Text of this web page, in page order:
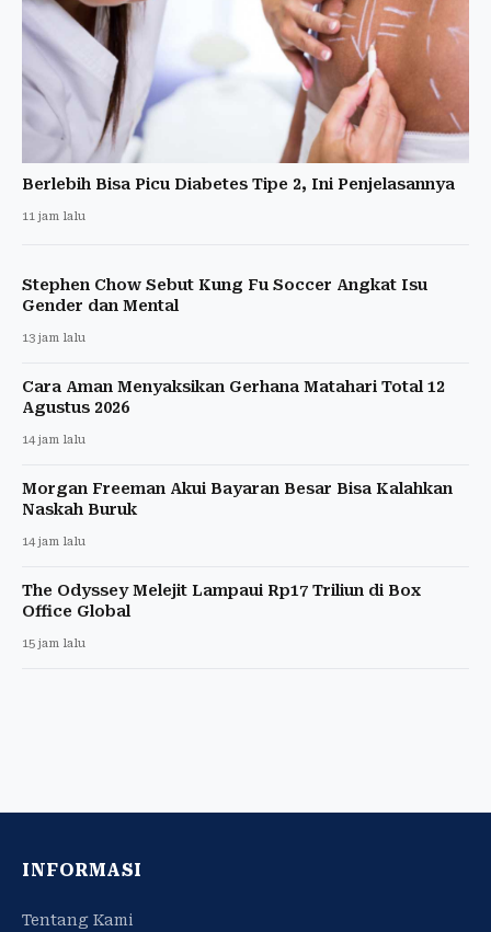
Berlebih Bisa Picu Diabetes Tipe 2, Ini Penjelasannya
11 jam lalu
Stephen Chow Sebut Kung Fu Soccer Angkat Isu
Gender dan Mental
13 jam lalu
Cara Aman Menyaksikan Gerhana Matahari Total 12
Agustus 2026
14 jam lalu
Morgan Freeman Akui Bayaran Besar Bisa Kalahkan
Naskah Buruk
14 jam lalu
The Odyssey Melejit Lampaui Rp17 Triliun di Box
Office Global
15 jam lalu
INFORMASI
Tentang Kami